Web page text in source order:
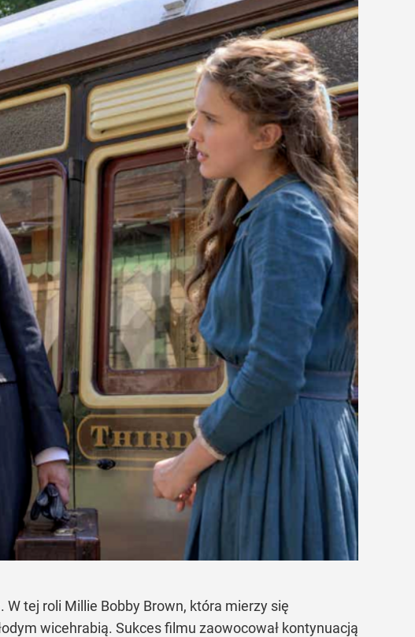
W tej roli Millie Bobby Brown, która mierzy się
wicehrabią. Sukces filmu zaowocował kontynuacją